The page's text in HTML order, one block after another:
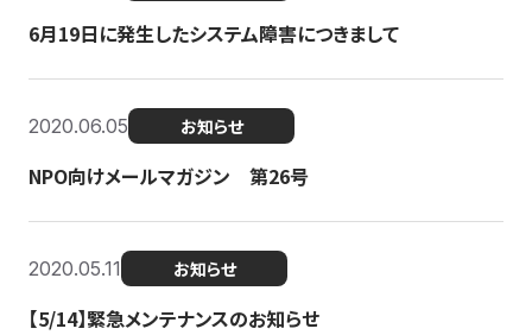
6月19日に発生したシステム障害につきまして
2020.06.05 お知らせ
NPO向けメールマガジン 第26号
2020.05.11 お知らせ
【5/14】緊急メンテナンスのお知らせ